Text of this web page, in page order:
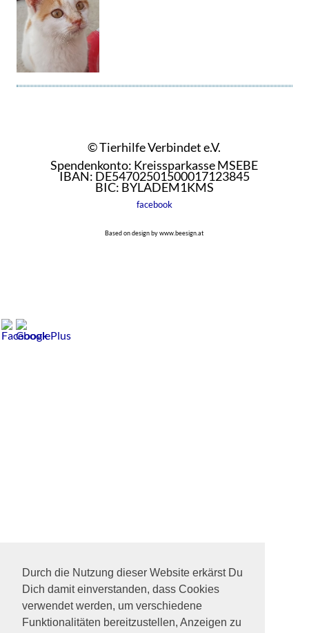
Durch die Nutzung dieser Website erkärst Du
Dich damit einverstanden, dass Cookies
verwendet werden, um verschiedene
Funktionalitäten bereitzustellen, Anzeigen zu
© Tierhilfe Verbindet e.V.
Spendenkonto: Kreissparkasse MSEBE
IBAN: DE54702501500017123845
BIC: BYLADEM1KMS
facebook
Based on design by www.beesign.at